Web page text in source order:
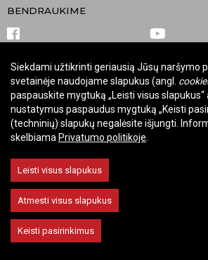
BENDRAUKIME
© 2026 Valstybinė kultūros paveldo komisija. Visos
Keisti slapukų nustatymus
Siekdami užtikrinti geriausią Jūsų naršymo
svetainėje naudojame slapukus (angl.
paspauskite mygtuką „Leisti visus
nustatymus paspaudus mygtuką „Keisti
(techninių) slapukų negalėsite išjungti.
skelbiama Privatumo politikoje
Leisti visus slapukus
Atmesti visus slapukus
Keisti pasirinkimus